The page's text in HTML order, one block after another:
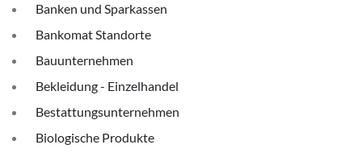
Banken und Sparkassen
Bankomat Standorte
Bauunternehmen
Bekleidung - Einzelhandel
Bestattungsunternehmen
Biologische Produkte